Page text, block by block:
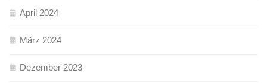
April 2024
März 2024
Dezember 2023